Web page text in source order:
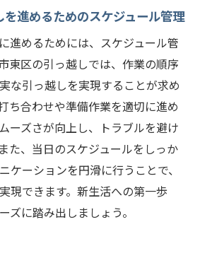
ービスとサポート体制
生活をスタートするための準備
テリアとレイアウトの計画
での生活スタイルの構築
の手続きと住所変更
コミュニケーションの取り方
要な物品とサービスの手配
の趣味や活動の始め方
進めるためのスケジュール管理
進めるためには、スケジュール管
東区の引っ越しでは、作業の順序
な引っ越しを実現することが求め
ち合わせや準備作業を適切に進め
ーズさが向上し、トラブルを避け
た、当日のスケジュールをしっか
ケーションを円滑に行うことで、
現できます。新生活への第一歩
ズに踏み出しましょう。